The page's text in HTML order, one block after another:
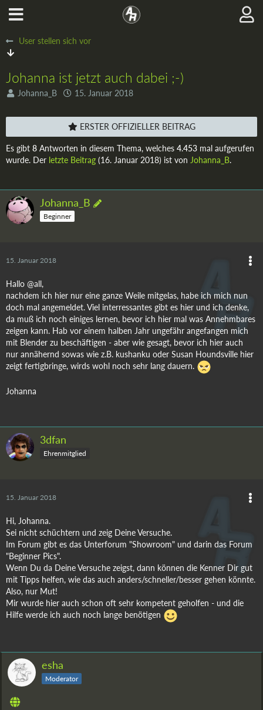
User stellen sich vor
Johanna ist jetzt auch dabei ;-)
Johanna_B 15. Januar 2018
ERSTER OFFIZIELLER BEITRAG
Es gibt 8 Antworten in diesem Thema, welches 4.453 mal aufgerufen
wurde. Der letzte Beitrag (16. Januar 2018) ist von Johanna_B.
Johanna_B
Beginner
15. Januar 2018
Hallo @all,
nachdem ich hier nur eine ganze Weile mitgelas, habe ich mich nun
doch mal angemeldet. Viel interressantes gibt es hier und ich denke,
da muß ich noch einiges lernen, bevor ich hier mal was Annehmbares
zeigen kann. Hab vor einem halben Jahr ungefähr angefangen mich
mit Blender zu beschäftigen - aber wie gesagt, bevor ich hier auch
nur annähernd sowas wie z.B. kushanku oder Susan Houndsville hier
zeigt fertigbringe, wirds wohl noch sehr lang dauern.
Johanna
3dfan
Ehrenmitglied
15. Januar 2018
Hi, Johanna.
Sei nicht schüchtern und zeig Deine Versuche.
Im Forum gibt es das Unterforum "Showroom" und darin das Forum
"Beginner Pics".
Wenn Du da Deine Versuche zeigst, dann können die Kenner Dir gut
mit Tipps helfen, wie das auch anders/schneller/besser gehen könnte.
Also, nur Mut!
Mir wurde hier auch schon oft sehr kompetent geholfen - und die
Hilfe werde ich auch noch lange benötigen
esha
Moderator